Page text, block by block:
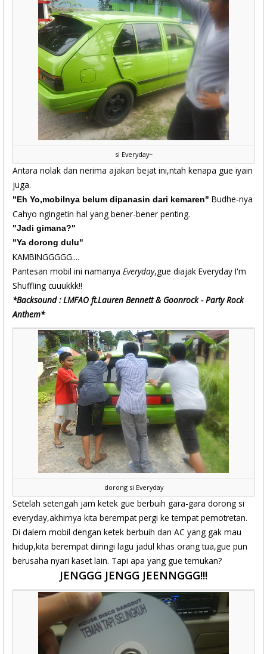
si Everyday~
Antara nolak dan nerima ajakan bejat ini,ntah kenapa gue iyain
juga.
"Eh Yo,mobilnya belum dipanasin dari kemaren" Budhe-nya
Cahyo ngingetin hal yang bener-bener penting.
"Jadi gimana?"
"Ya dorong dulu"
KAMBINGGGGG....
Pantesan mobil ini namanya Everyday,gue diajak Everyday I'm
Shuffling cuuukkk!!
*Backsound : LMFAO ft.Lauren Bennett & Goonrock - Party Rock
Anthem*
dorong si Everyday
Setelah setengah jam ketek gue berbuih gara-gara dorong si
everyday,akhirnya kita berempat pergi ke tempat pemotretan.
Di dalem mobil dengan ketek berbuih dan AC yang gak mau
hidup,kita berempat diiringi lagu jadul khas orang tua,gue pun
berusaha nyari kaset lain. Tapi apa yang gue temukan?
JENGGG JENGG JEENNGGG!!!